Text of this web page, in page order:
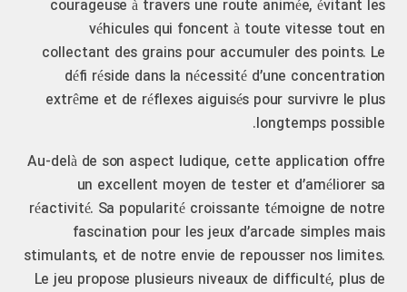
courageuse à travers une route animée, évitant les
véhicules qui foncent à toute vitesse tout en
collectant des grains pour accumuler des points. Le
défi réside dans la nécessité d’une concentration
extrême et de réflexes aiguisés pour survivre le plus
longtemps possible.
Au-delà de son aspect ludique, cette application offre
un excellent moyen de tester et d’améliorer sa
réactivité. Sa popularité croissante témoigne de notre
fascination pour les jeux d’arcade simples mais
stimulants, et de notre envie de repousser nos limites.
Le jeu propose plusieurs niveaux de difficulté, plus de